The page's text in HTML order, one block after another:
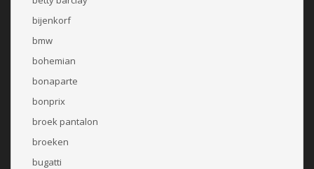
bijenkorf
bmw
bohemian
bonaparte
bonprix
broek pantalon
broeken
bugatti